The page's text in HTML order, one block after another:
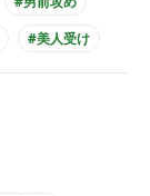
#美人受け
#先輩・後輩